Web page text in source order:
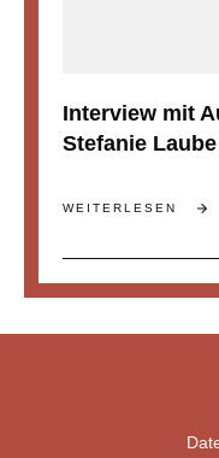
Interview mit
Stefanie Laube
WEITERLESEN